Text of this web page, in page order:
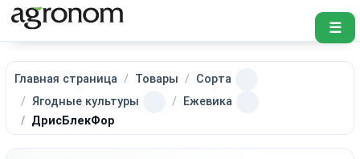
☰
Главная страница Товары
Сорта
Ягодные культуры
Ежевика
ДрисБлекФор